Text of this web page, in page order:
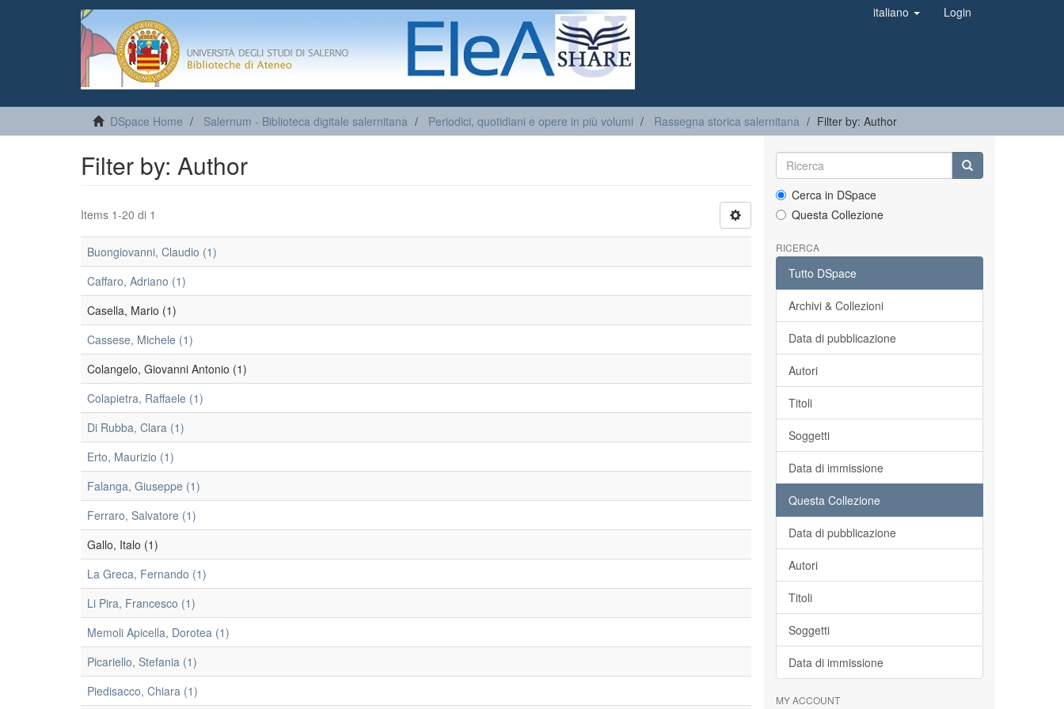
italiano Login
DSpace Home Salernum - Biblioteca digitale salernitana Periodici, quotidiani e opere in più volumi Rassegna storica salernitana Filter by: Author
Filter by: Author
Items 1-20 di 1
Buongiovanni, Claudio (1)
Caffaro, Adriano (1)
Casella, Mario (1)
Cassese, Michele (1)
Colangelo, Giovanni Antonio (1)
Colapietra, Raffaele (1)
Di Rubba, Clara (1)
Erto, Maurizio (1)
Falanga, Giuseppe (1)
Ferraro, Salvatore (1)
Gallo, Italo (1)
La Greca, Fernando (1)
Li Pira, Francesco (1)
Memoli Apicella, Dorotea (1)
Picariello, Stefania (1)
Piedisacco, Chiara (1)
Cerca in DSpace
Questa Collezione
RICERCA
Tutto DSpace
Archivi & Collezioni
Data di pubblicazione
Autori
Titoli
Soggetti
Data di immissione
Questa Collezione
Data di pubblicazione
Autori
Titoli
Soggetti
Data di immissione
MY ACCOUNT